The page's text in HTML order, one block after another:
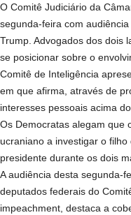
O Comitê Judiciário da
segunda-feira com
Trump. Advogados dos dois
se posicionar sobre o
Comitê de Inteligência
em que afirma, através de
interesses pessoais acima
Os Democratas alegam que
ucraniano a investigar o
presidente durante os dois
A audiência desta segunda-
deputados federais do
impeachment, destaca a